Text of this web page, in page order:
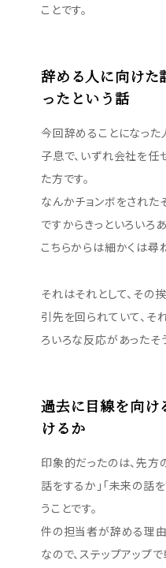
ことです。
辞める人に向けた
ったという話
今回辞めることになっ
子息で、いずれ会社を任
た方です。
なんかチョンボをされた
ですからきっといろいろあ
こちらからは細かくは尋
それはそれとして、そ
引先を回られていて、
ろいろな反応があったそ
過去に目線を向け
けるか
印象的だったのは、先方
話をするか」「未来の話
うことです。
件の担当者が辞める理
なので、ステップアップ